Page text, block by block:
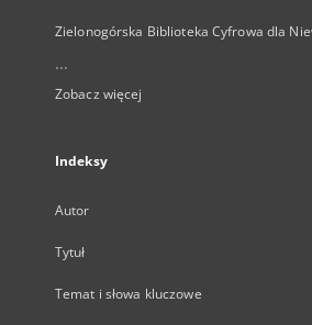
Zielonogórska Biblioteka Cyfrowa dla
...
Zobacz więcej
Indeksy
Autor
Tytuł
Temat i słowa kluczowe